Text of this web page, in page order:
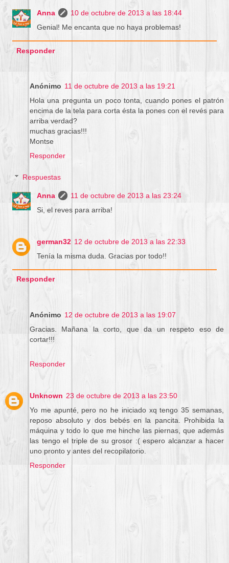
Anna
10 de octubre de 2013 a las 18:44
Genial! Me encanta que no haya problemas!
Responder
Anónimo 11 de octubre de 2013 a las 19:21
Hola una pregunta un poco tonta, cuando pones el patrón
encima de la tela para corta ésta la pones con el revés para
arriba verdad?
muchas gracias!!!
Montse
Responder
Respuestas
Anna
11 de octubre de 2013 a las 23:24
Si, el reves para arriba!
german32 12 de octubre de 2013 a las 22:33
Tenía la misma duda. Gracias por todo!!
Responder
Anónimo 12 de octubre de 2013 a las 19:07
Gracias. Mañana la corto, que da un respeto eso de
cortar!!!
Responder
Unknown 23 de octubre de 2013 a las 23:50
Yo me apunté, pero no he iniciado xq tengo 35 semanas,
reposo absoluto y dos bebés en la pancita. Prohibida la
máquina y todo lo que me hinche las piernas, que además
las tengo el triple de su grosor :( espero alcanzar a hacer
uno pronto y antes del recopilatorio.
Responder